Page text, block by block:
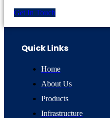
Get In Touch
Quick Links
Home
About Us
Products
Infrastructure